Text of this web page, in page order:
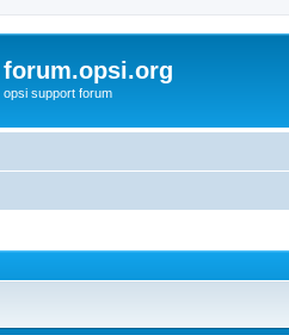
forum.opsi.org
opsi support forum